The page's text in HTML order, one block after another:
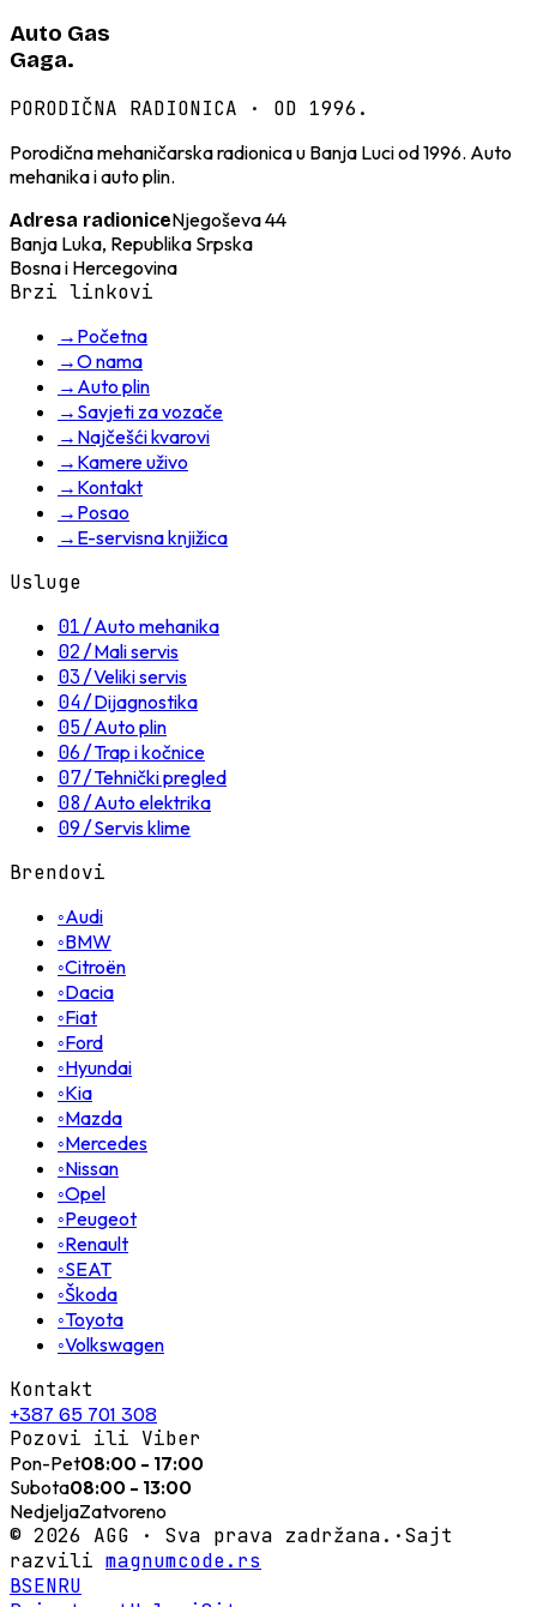
Auto Gas
Gaga.
PORODIČNA RADIONICA · OD 1996.
Porodična mehaničarska radionica u Banja Luci od 1996. Auto
mehanika i auto plin.
Adresa radioniceNjegoševa 44
Banja Luka, Republika Srpska
Bosna i Hercegovina
Brzi linkovi
→ Početna
→O nama
→ Auto plin
→ Savjeti za vozače
→ Najčešći kvarovi
→ Kamere uživo
→ Kontakt
→ Posao
→ E-servisna knjižica
Usluge
01/Auto mehanika
02/Mali servis
03/Veliki servis
04/Dijagnostika
05/Auto plin
06/Trap i kočnice
07/Tehnički pregled
08/Auto elektrika
09/Servis klime
Brendovi
◦Audi
◦BMW
◦Citroën
◦Dacia
◦Fiat
◦Ford
◦Hyundai
◦Kia
◦Mazda
◦Mercedes
◦Nissan
◦Opel
◦Peugeot
◦Renault
◦SEAT
◦Škoda
◦Toyota
◦Volkswagen
Kontakt
+387 65 701 308
Pozovi ili Viber
Pon-Pet08:00 - 17:00
Subota08:00 - 13:00
NedjeljaZatvoreno
© 2026 AGG · Sva prava zadržana. ·Sajt
razvili magnumcode.rs
BSENRU